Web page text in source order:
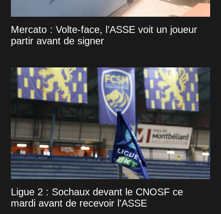
Mercato : Volte-face, l’ASSE voit un joueur
partir avant de signer
Ligue 2 : Sochaux devant le CNOSF ce
mardi avant de recevoir l'ASSE